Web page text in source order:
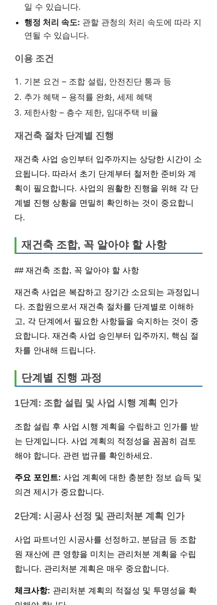
일 수 있습니다.
행정 처리 속도: 관할 관청의 처리 속도에 따라 지
연될 수 있습니다.
이용 조건
기본 요건 – 조합 설립, 안전진단 통과 등
추가 혜택 – 용적률 완화, 세제 혜택
제한사항 – 층수 제한, 임대주택 비율
재건축 절차 단계별 진행
재건축 사업 승인부터 입주까지는 상당한 시간이 소
요됩니다. 따라서 초기 단계부터 철저한 준비와 계
획이 필요합니다. 사업의 원활한 진행을 위해 각 단
계별 진행 상황을 면밀히 확인하는 것이 중요합니
다.
재건축 조합, 꼭 알아야 할 사항
## 재건축 조합, 꼭 알아야 할 사항
재건축 사업은 복잡하고 장기간 소요되는 과정입니
다. 조합원으로서 재건축 절차를 단계별로 이해하
고, 각 단계에서 필요한 사항들을 숙지하는 것이 중
요합니다. 재건축 사업 승인부터 입주까지, 핵심 절
차를 안내해 드립니다.
단계별 진행 과정
1단계: 조합 설립 및 사업 시행 계획 인가
조합 설립 후 사업 시행 계획을 수립하고 인가를 받
는 단계입니다. 사업 계획의 적정성을 꼼꼼히 검토
해야 합니다. 관련 법규를 확인하세요.
주요 포인트: 사업 계획에 대한 충분한 정보 습득 및
의견 제시가 중요합니다.
2단계: 시공사 선정 및 관리처분 계획 인가
사업 파트너인 시공사를 선정하고, 분담금 등 조합
원 재산에 큰 영향을 미치는 관리처분 계획을 수립
합니다. 관리처분 계획은 매우 중요합니다.
체크사항: 관리처분 계획의 적절성 및 투명성을 확